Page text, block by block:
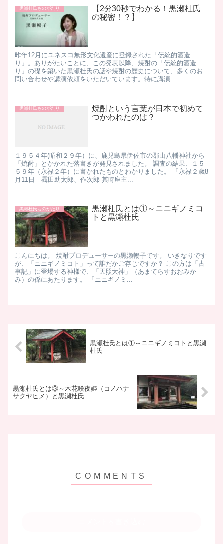
黒瀬杜氏ものがたり
【2分30秒でわかる！黒瀬杜氏
の秘密！？】
昨年12月にユネスコ無形文化遺産に登録された「伝統的酒造
り」。 ​ありがたいことに、この発表以降、焼酎の「伝統的酒造
り」の礎を築いた黒瀬杜氏の話や焼酎の歴史について、多くのお
問い合わせや講演依頼をいただいています。 ​特に講演...
黒瀬杜氏ものがたり
焼酎という言葉が日本で初めて
つかわれたのは？
１９５４年(昭和２９年）に、鹿児島県伊佐市の郡山八幡神社から
「焼酎」とかかれた落書きが発見されました。 調査の結果、１５
５９年（永禄２年）に書かれたものとわかりました。 「永禄２歳8
月11日 靍田助太郎、作次郎 其時座主...
黒瀬杜氏ものがたり
黒瀬杜氏とは①～ニニギノミコ
トと黒瀬杜氏
こんにちは。 焼酎プロデューサーの黒瀬暢子です。 いきなりです
が、「ニニギノミコト」って誰だかご存じですか？ この方は「古
事記」に登場する神様で、「天照大神」（あまてらすおおみか
み）の孫にあたります。 「ニニギノミ...
黒瀬杜氏とは①～ニニギノミコトと黒瀬
杜氏
黒瀬杜氏とは③～木花咲夜姫（コノハナ
サクヤヒメ）と黒瀬杜氏